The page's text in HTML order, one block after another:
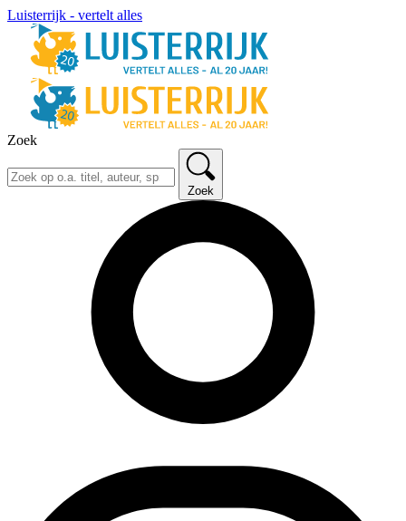
Luisterrijk - vertelt alles
Zoek
Zoek